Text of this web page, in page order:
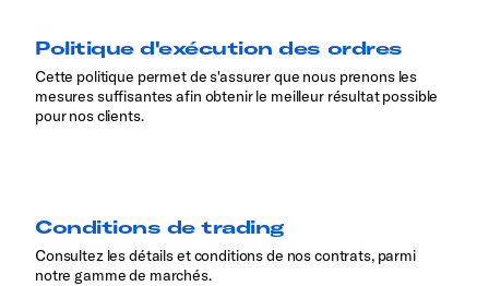
Politique d'exécution des ordres
Cette politique permet de s'assurer que nous prenons les
mesures suffisantes afin obtenir le meilleur résultat possible
pour nos clients.
Conditions de trading
Consultez les détails et conditions de nos contrats, parmi
notre gamme de marchés.